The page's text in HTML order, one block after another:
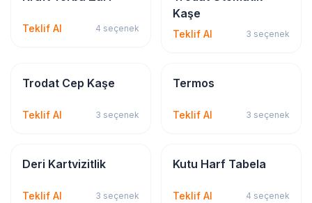
Teklif Al 4 seçenek
Kaşe
Teklif Al 3 seçenek
Kaşe Çeşitleri
Trodat Cep Kaşe
Teklif Al 3 seçenek
Promosyon
Termos
Teklif Al 3 seçenek
Kartvizit
Deri Kartvizitlik
Teklif Al 3 seçenek
Tabela & Reklam
Kutu Harf Tabela
Teklif Al 4 seçenek